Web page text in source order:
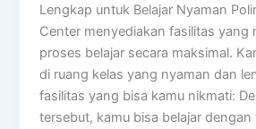
Lengkap untuk Belajar Nyaman
Center menyediakan fasilitas yang
proses belajar secara maksimal.
di ruang kelas yang nyaman dan
fasilitas yang bisa kamu nikmati:
tersebut, kamu bisa belajar